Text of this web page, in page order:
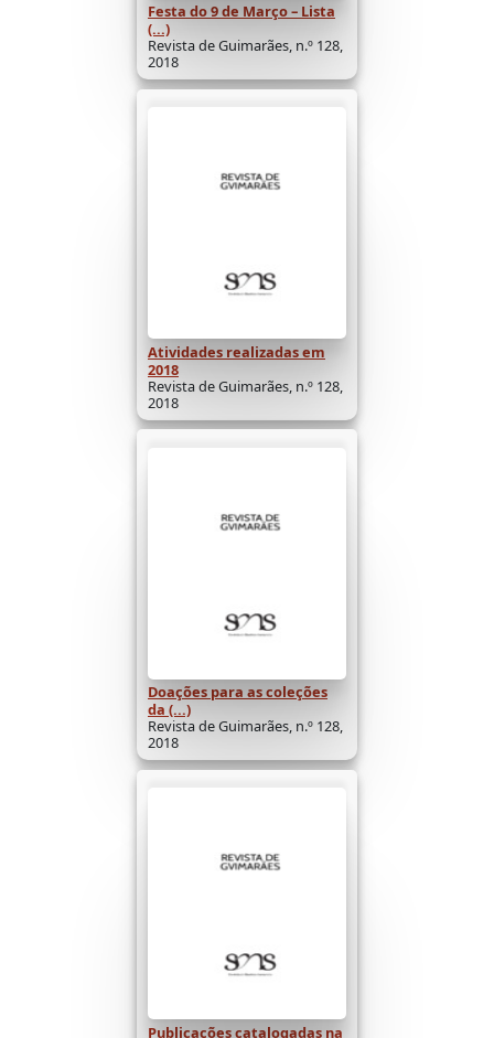
Festa do 9 de Março – Lista
(...)
Revista de Guimarães, n.º 128,
2018
Atividades realizadas em
2018
Revista de Guimarães, n.º 128,
2018
Doações para as coleções
da (...)
Revista de Guimarães, n.º 128,
2018
Publicações catalogadas na